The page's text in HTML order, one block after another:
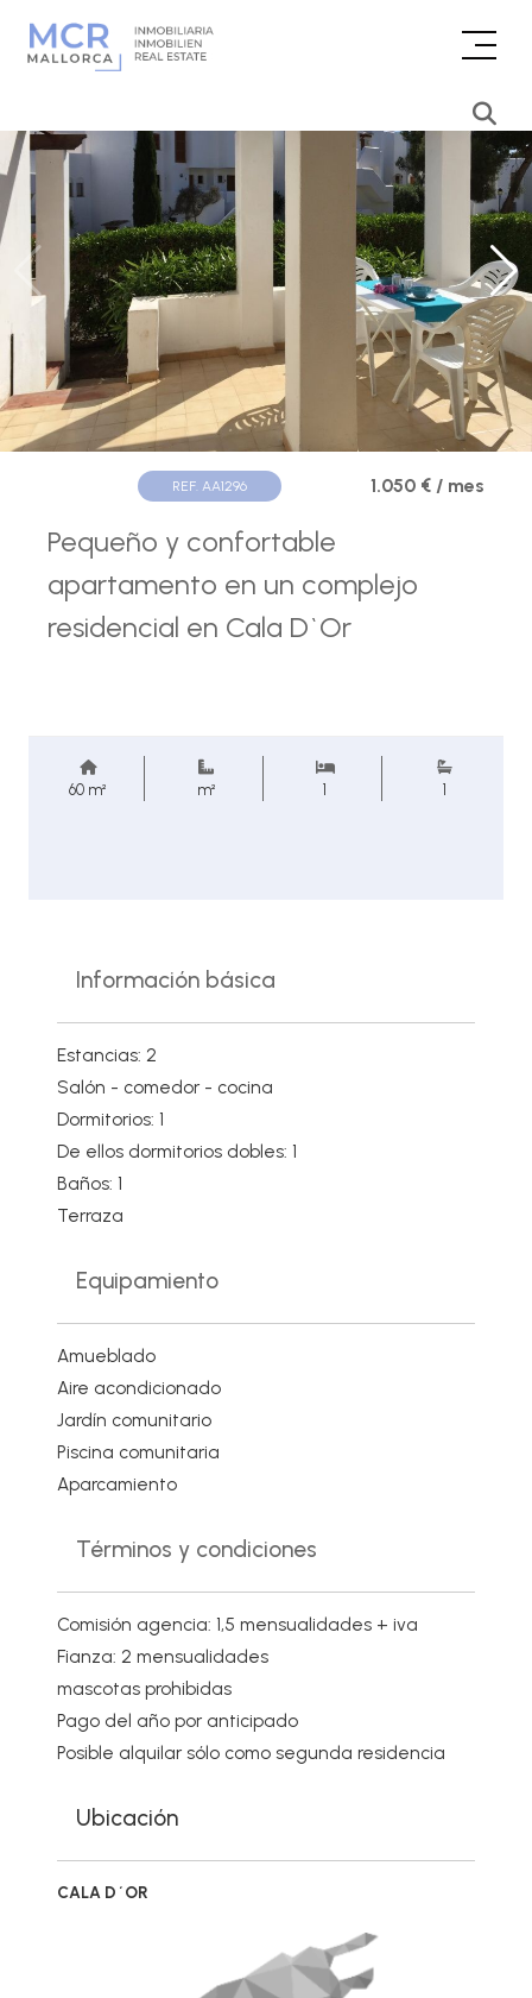
REF. AA1296 1.050 € / mes
Pequeño y confortable
apartamento en un complejo
residencial en Cala D`Or
60 m² m² 1 1
Información básica
Estancias: 2
Salón - comedor - cocina
Dormitorios: 1
De ellos dormitorios dobles: 1
Baños: 1
Terraza
Equipamiento
Amueblado
Aire acondicionado
Jardín comunitario
Piscina comunitaria
Aparcamiento
Términos y condiciones
Comisión agencia: 1,5 mensualidades + iva
Fianza: 2 mensualidades
mascotas prohibidas
Pago del año por anticipado
Posible alquilar sólo como segunda residencia
Ubicación
CALA D´OR